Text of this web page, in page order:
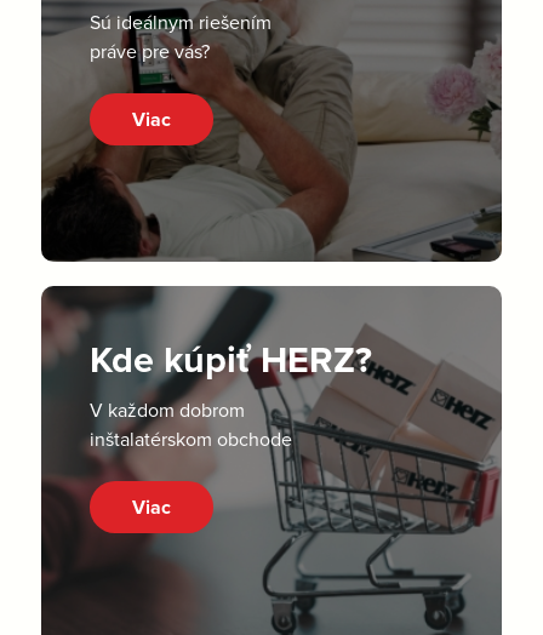
Sú ideálnym riešením
práve pre vás?
Viac
Kde kúpiť HERZ?
V každom dobrom
inštalatérskom obchode
Viac